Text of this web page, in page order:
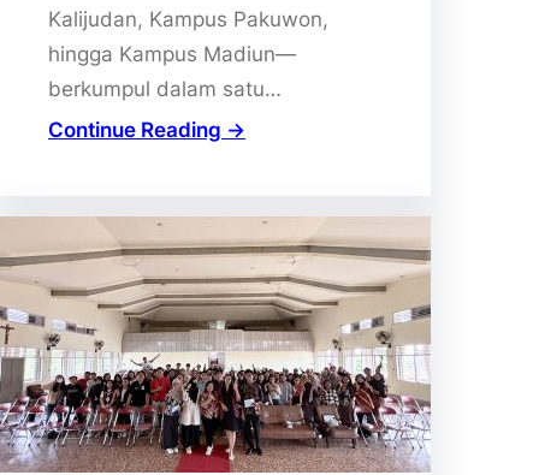
Kalijudan, Kampus Pakuwon,
hingga Kampus Madiun—
berkumpul dalam satu…
Continue Reading →